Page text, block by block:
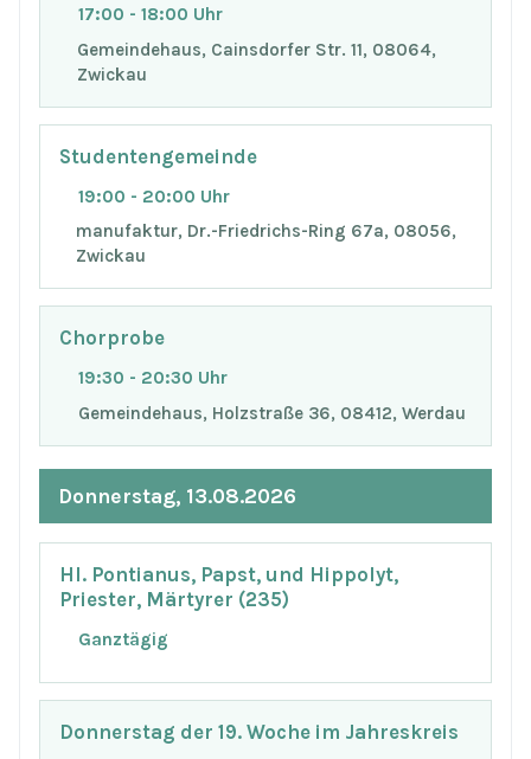
17:00 - 18:00 Uhr
Gemeindehaus, Cainsdorfer Str. 11, 08064,
Zwickau
Studentengemeinde
19:00 - 20:00 Uhr
manufaktur, Dr.-Friedrichs-Ring 67a, 08056,
Zwickau
Chorprobe
19:30 - 20:30 Uhr
Gemeindehaus, Holzstraße 36, 08412, Werdau
Donnerstag, 13.08.2026
Hl. Pontianus, Papst, und Hippolyt,
Priester, Märtyrer (235)
Ganztägig
Donnerstag der 19. Woche im Jahreskreis